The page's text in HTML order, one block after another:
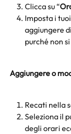
Clicca su “
Imposta i
aggiungere
purché non
Aggiungere o
Recati nella
Seleziona il
degli orari